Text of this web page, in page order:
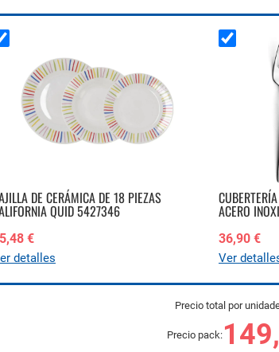
DE CERÁMICA DE 18 PIEZAS
QUID 5427346
€
detalles
ACERO
36,90 €
Ver
Precio total por
Precio pack: